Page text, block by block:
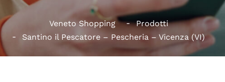
Veneto Shopping
Prodotti
Santino il Pescatore – Pescheria – Vicenza (VI)